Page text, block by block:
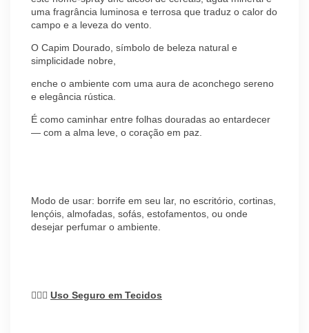
uma fragrância luminosa e terrosa que traduz o calor do
campo e a leveza do vento.
O Capim Dourado, símbolo de beleza natural e
simplicidade nobre,
enche o ambiente com uma aura de aconchego sereno
e elegância rústica.
É como caminhar entre folhas douradas ao entardecer
— com a alma leve, o coração em paz.
Modo de usar: borrife em seu lar, no escritório, cortinas,
lençóis, almofadas, sofás, estofamentos, ou onde
desejar perfumar o ambiente.
🧘🏽‍♀️ Uso Seguro em Tecidos